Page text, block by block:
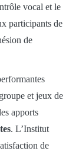
vocal et le
participants de
de
et jeux de
apports
. L’Institut
de